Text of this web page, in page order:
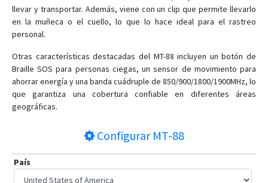
T399L
T399L/T399E
T622L-F9
T633L
T711L
TS299L
llevar y transportar. Además, viene con un clip que permite llevarlo
en la muñeca o el cuello, lo que lo hace ideal para el rastreo
personal.
Otras características destacadas del MT-88 incluyen un botón de
Braille SOS para personas ciegas, un sensor de movimiento para
ahorrar energía y una banda cuádruple de 850/900/1800/1900MHz, lo
que garantiza una cobertura confiable en diferentes áreas
geográficas.
ConfigurarMT-88
País